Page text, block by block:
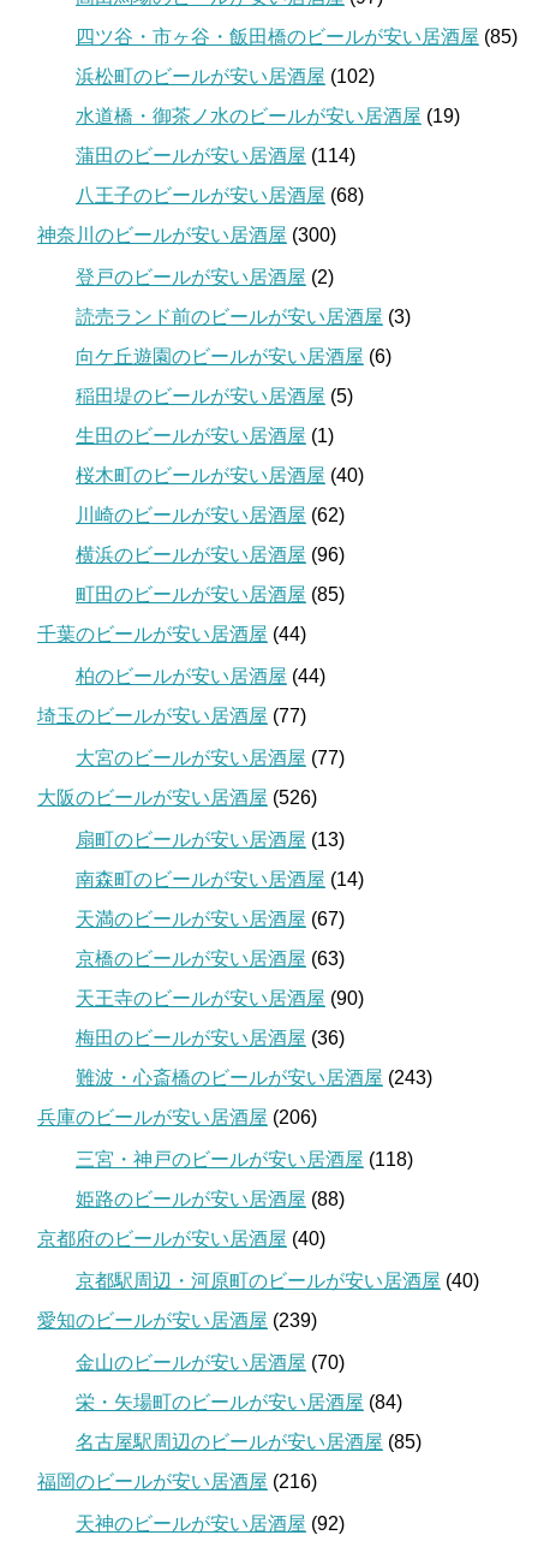
四ツ谷・市ヶ谷・飯田橋のビールが安い居酒屋 (85)
浜松町のビールが安い居酒屋 (102)
水道橋・御茶ノ水のビールが安い居酒屋 (19)
蒲田のビールが安い居酒屋 (114)
八王子のビールが安い居酒屋 (68)
神奈川のビールが安い居酒屋 (300)
登戸のビールが安い居酒屋 (2)
読売ランド前のビールが安い居酒屋 (3)
向ケ丘遊園のビールが安い居酒屋 (6)
稲田堤のビールが安い居酒屋 (5)
生田のビールが安い居酒屋 (1)
桜木町のビールが安い居酒屋 (40)
川崎のビールが安い居酒屋 (62)
横浜のビールが安い居酒屋 (96)
町田のビールが安い居酒屋 (85)
千葉のビールが安い居酒屋 (44)
柏のビールが安い居酒屋 (44)
埼玉のビールが安い居酒屋 (77)
大宮のビールが安い居酒屋 (77)
大阪のビールが安い居酒屋 (526)
扇町のビールが安い居酒屋 (13)
南森町のビールが安い居酒屋 (14)
天満のビールが安い居酒屋 (67)
京橋のビールが安い居酒屋 (63)
天王寺のビールが安い居酒屋 (90)
梅田のビールが安い居酒屋 (36)
難波・心斎橋のビールが安い居酒屋 (243)
兵庫のビールが安い居酒屋 (206)
三宮・神戸のビールが安い居酒屋 (118)
姫路のビールが安い居酒屋 (88)
京都府のビールが安い居酒屋 (40)
京都駅周辺・河原町のビールが安い居酒屋 (40)
愛知のビールが安い居酒屋 (239)
金山のビールが安い居酒屋 (70)
栄・矢場町のビールが安い居酒屋 (84)
名古屋駅周辺のビールが安い居酒屋 (85)
福岡のビールが安い居酒屋 (216)
天神のビールが安い居酒屋 (92)